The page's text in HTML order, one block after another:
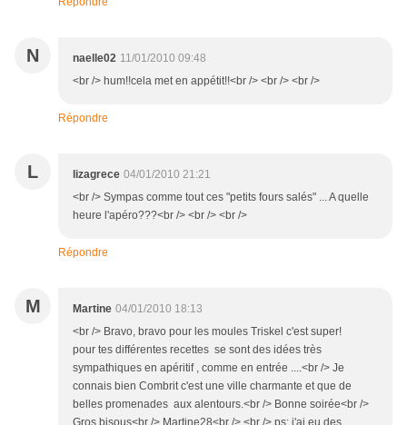
N naelle02 11/01/2010 09:48
<br /> hum!!cela met en appétit!!<br /> <br /> <br />
Répondre
L lizagrece 04/01/2010 21:21
<br /> Sympas comme tout ces "petits fours salés" ... A quelle
heure l'apéro???<br /> <br /> <br />
Répondre
M Martine 04/01/2010 18:13
<br /> Bravo, bravo pour les moules Triskel c'est super!
pour tes différentes recettes se sont des idées très
sympathiques en apéritif , comme en entrée ....<br /> Je
connais bien Combrit c'est une ville charmante et que de
belles promenades aux alentours.<br /> Bonne soirée<br />
Gros bisous<br /> Martine28<br /> <br /> ps: j'ai eu des